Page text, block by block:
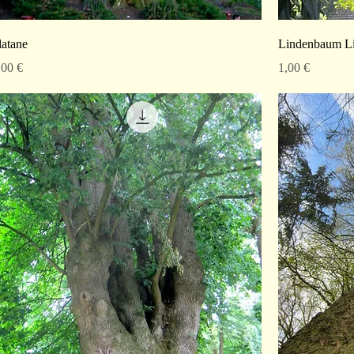
€
Lindenbaum
Preis
1,00 €